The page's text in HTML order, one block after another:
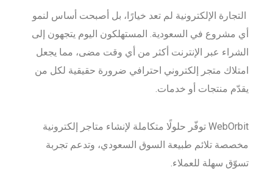
كتابة المحتوى
الدعم الفني
الوظائف
التجارة الإلكترونية لم تعد خيارًا، بل أصبحت أساس لنمو
أي مشروع في السعودية. المستهلكون اليوم يتجهون إلى
الشراء عبر الإنترنت أكثر من أي وقت مضى، مما يجعل
امتلاك متجر إلكتروني احترافي ضرورة حقيقية لكل من
يقدّم منتجات أو خدمات.
WebOrbit توفّر حلولًا متكاملة لإنشاء متاجر إلكترونية
مخصصة تلائم طبيعة السوق السعودي، وتدعم تجربة
تسوّق سهلة للعملاء.